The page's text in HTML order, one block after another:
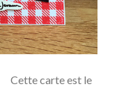
Cette carte est le